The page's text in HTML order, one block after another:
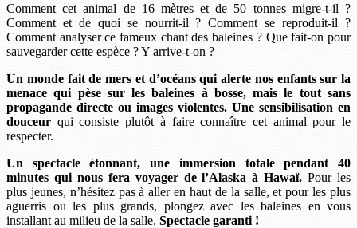
Comment cet animal de 16 mètres et de 50 tonnes migre-t-il ?
Comment et de quoi se nourrit-il ? Comment se reproduit-il ?
Comment analyser ce fameux chant des baleines ? Que fait-on pour
sauvegarder cette espèce ? Y arrive-t-on ?
Un monde fait de mers et d’océans qui alerte nos enfants sur la
menace qui pèse sur les baleines à bosse, mais le tout sans
propagande directe ou images violentes. Une sensibilisation en
douceur qui consiste plutôt à faire connaître cet animal pour le
respecter.
Un spectacle étonnant, une immersion totale pendant 40
minutes qui nous fera voyager de l’Alaska à Hawaï. Pour les
plus jeunes, n’hésitez pas à aller en haut de la salle, et pour les plus
aguerris ou les plus grands, plongez avec les baleines en vous
installant au milieu de la salle. Spectacle garanti !